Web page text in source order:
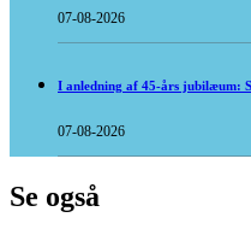
07-08-2026
I anledning af 45-års jubilæum:
07-08-2026
Se også